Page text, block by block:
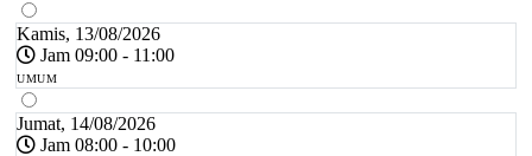
Kamis, 13/08/2026
Jam 09:00 - 11:00
UMUM
Jumat, 14/08/2026
Jam 08:00 - 10:00